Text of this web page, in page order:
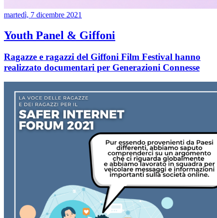
martedì, 7 dicembre 2021
Youth Panel & Giffoni
Ragazze e ragazzi del Giffoni Film Festival hanno
realizzato documentari per Generazioni Connesse